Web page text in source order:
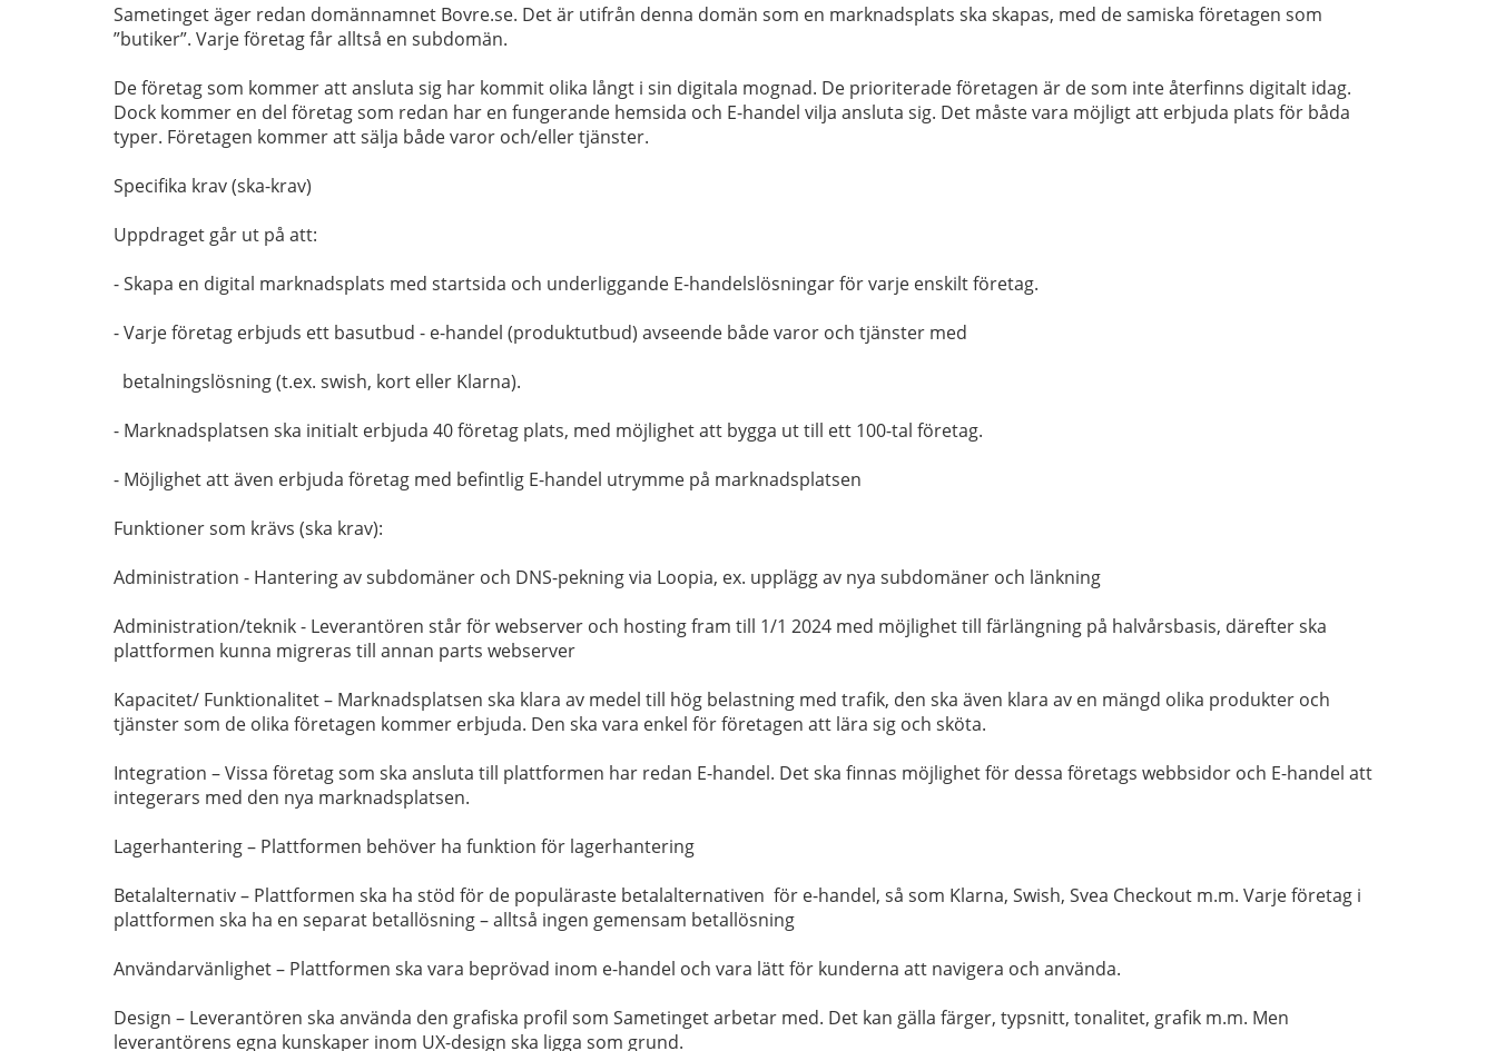
Sametinget äger redan domännamnet Bovre.se. Det är utifrån denna domän som en marknadsplats ska skapas, med de samiska företagen som
”butiker”. Varje företag får alltså en subdomän.
De företag som kommer att ansluta sig har kommit olika långt i sin digitala mognad. De prioriterade företagen är de som inte återfinns digitalt idag.
Dock kommer en del företag som redan har en fungerande hemsida och E-handel vilja ansluta sig. Det måste vara möjligt att erbjuda plats för båda
typer. Företagen kommer att sälja både varor och/eller tjänster.
Specifika krav (ska-krav)
Uppdraget går ut på att:
- Skapa en digital marknadsplats med startsida och underliggande E-handelslösningar för varje enskilt företag.
- Varje företag erbjuds ett basutbud - e-handel (produktutbud) avseende både varor och tjänster med
betalningslösning (t.ex. swish, kort eller Klarna).
- Marknadsplatsen ska initialt erbjuda 40 företag plats, med möjlighet att bygga ut till ett 100-tal företag.
- Möjlighet att även erbjuda företag med befintlig E-handel utrymme på marknadsplatsen
Funktioner som krävs (ska krav):
Administration - Hantering av subdomäner och DNS-pekning via Loopia, ex. upplägg av nya subdomäner och länkning
Administration/teknik - Leverantören står för webserver och hosting fram till 1/1 2024 med möjlighet till färlängning på halvårsbasis, därefter ska
plattformen kunna migreras till annan parts webserver
Kapacitet/ Funktionalitet – Marknadsplatsen ska klara av medel till hög belastning med trafik, den ska även klara av en mängd olika produkter och
tjänster som de olika företagen kommer erbjuda. Den ska vara enkel för företagen att lära sig och sköta.
Integration – Vissa företag som ska ansluta till plattformen har redan E-handel. Det ska finnas möjlighet för dessa företags webbsidor och E-handel att
integerars med den nya marknadsplatsen.
Lagerhantering – Plattformen behöver ha funktion för lagerhantering
Betalalternativ – Plattformen ska ha stöd för de populäraste betalalternativen för e-handel, så som Klarna, Swish, Svea Checkout m.m. Varje företag i
plattformen ska ha en separat betallösning – alltså ingen gemensam betallösning
Användarvänlighet – Plattformen ska vara beprövad inom e-handel och vara lätt för kunderna att navigera och använda.
Design – Leverantören ska använda den grafiska profil som Sametinget arbetar med. Det kan gälla färger, typsnitt, tonalitet, grafik m.m. Men
leverantörens egna kunskaper inom UX-design ska ligga som grund.